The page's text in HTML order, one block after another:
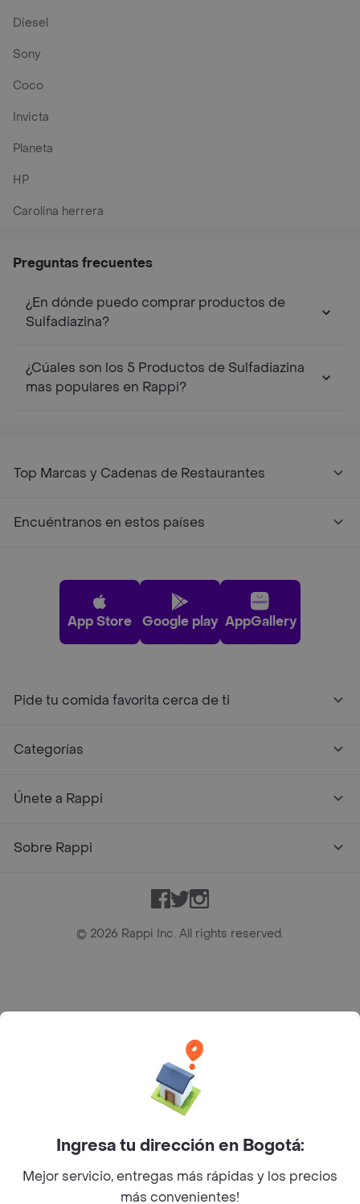
Diesel
Sony
Coco
Invicta
Planeta
HP
Carolina herrera
Preguntas frecuentes
¿En dónde puedo comprar productos de
Sulfadiazina?
¿Cúales son los 5 Productos de Sulfadiazina
mas populares en Rappi?
Top Marcas y Cadenas de Restaurantes
Encuéntranos en estos países
App Store Google play AppGallery
Pide tu comida favorita cerca de ti
Categorías
Únete a Rappi
Sobre Rappi
Facebook
TwitterInstagram
© 2026 Rappi Inc. All rights reserved.
Bogotá D.C. --- notificacionesrappi@rappi.com
Ingresa tu dirección en Bogotá:
Mejor servicio, entregas más rápidas y los precios
más convenientes!